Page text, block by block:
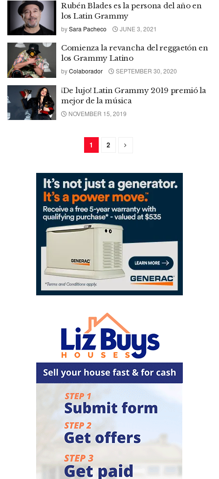
Rubén Blades es la persona del año en
los Latin Grammy
bySara Pacheco JUNE 3, 2021
Comienza la revancha del reggaetón en
los Grammy Latino
byColaborador SEPTEMBER 30, 2020
¡De lujo! Latin Grammy 2019 premió la
mejor de la música
NOVEMBER 15, 2019
1 2